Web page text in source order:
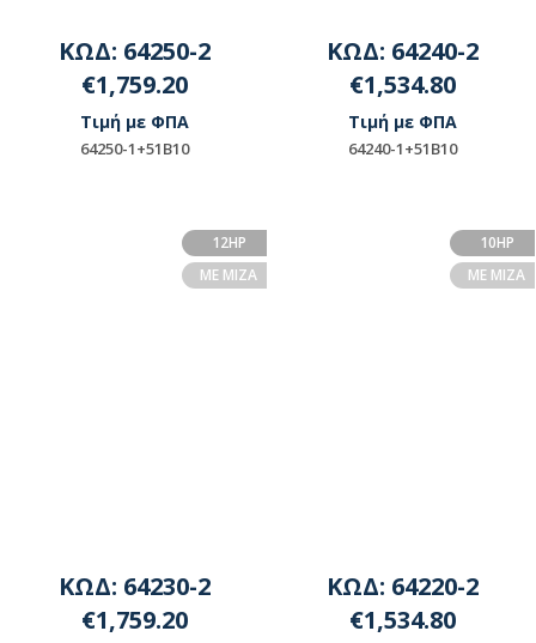
ΚΩΔ: 64250-2
€1,759.20
Τιμή με ΦΠΑ
64250-1+51B10
ΠΑΡΑΚΑΛΟΥΜΕ ΓΙΑ
ΔΙΑΘΕΣΙΜΟΤΗΤΑ
ΚΩΔ: 64240-2
€1,534.80
Τιμή με ΦΠΑ
64240-1+51B10
ΠΑΡΑΚΑΛΟΥΜΕ ΓΙΑ
ΔΙΑΘΕΣΙΜΟΤΗΤΑ
12HP
ME MIZA
ΚΩΔ: 64230-2
€1,759.20
10HP
ME MIZA
ΚΩΔ: 64220-2
€1,534.80